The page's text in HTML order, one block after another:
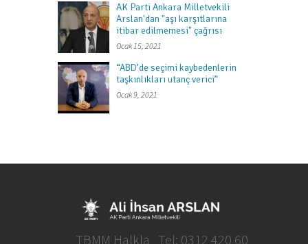
AK Parti Ankara Milletvekili
Arslan'dan "aşı karşıtlarına
itibar edilmemesi" çağrısı
Ocak 15, 2021
“ABD’de seçimi kaybedenlerin
taşkınlıkları utanç verici”
Ocak 9, 2021
Tel: 0312 420 60
TBMM Halkla